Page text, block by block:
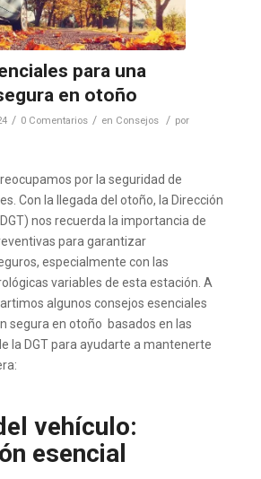
para una
en otoño
/ 0 Comentarios / en Consejos / por
por la seguridad de
Con la llegada del otoño, la Dirección
nos recuerda la importancia de
para garantizar
especialmente con las
variables de esta estación. A
algunos consejos esenciales
segura en otoño basados en las
la DGT para ayudarte a mantenerte
vehículo:
esencial